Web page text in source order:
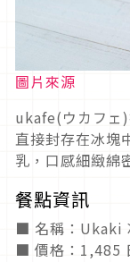
圖片來源
ukafe(ウカフェ
直接封存在冰塊
乳，口感細緻綿
餐點資訊
■ 名稱：Ukaki
■ 價格：1,485